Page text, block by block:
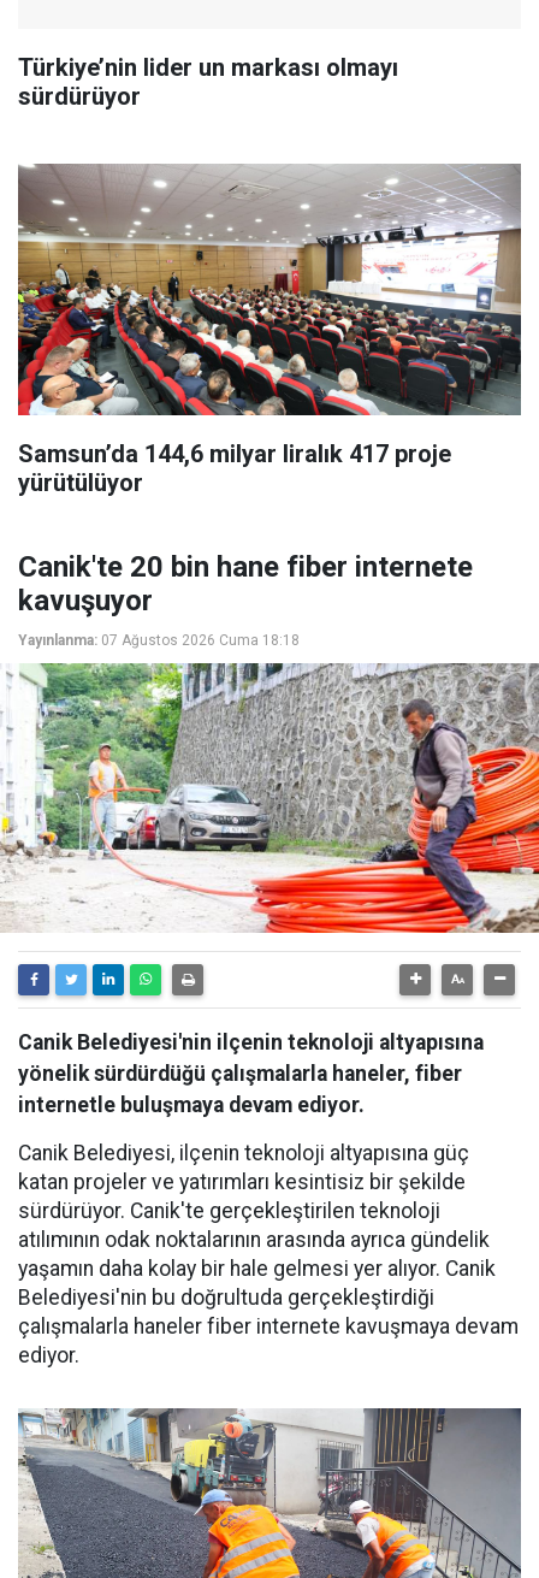
Türkiye’nin lider un markası olmayı
sürdürüyor
Samsun’da 144,6 milyar liralık 417 proje
yürütülüyor
Canik'te 20 bin hane fiber internete
kavuşuyor
Yayınlanma: 07 Ağustos 2026 Cuma 18:18
Canik Belediyesi'nin ilçenin teknoloji altyapısına
yönelik sürdürdüğü çalışmalarla haneler, fiber
internetle buluşmaya devam ediyor.
Canik Belediyesi, ilçenin teknoloji altyapısına güç
katan projeler ve yatırımları kesintisiz bir şekilde
sürdürüyor. Canik'te gerçekleştirilen teknoloji
atılımının odak noktalarının arasında ayrıca gündelik
yaşamın daha kolay bir hale gelmesi yer alıyor. Canik
Belediyesi'nin bu doğrultuda gerçekleştirdiği
çalışmalarla haneler fiber internete kavuşmaya devam
ediyor.